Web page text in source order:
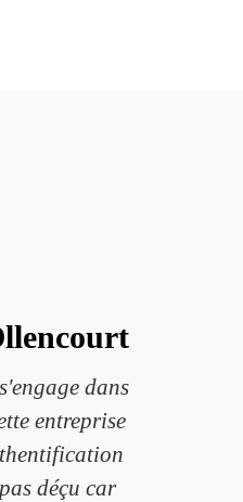
dans
entreprise
déçu car